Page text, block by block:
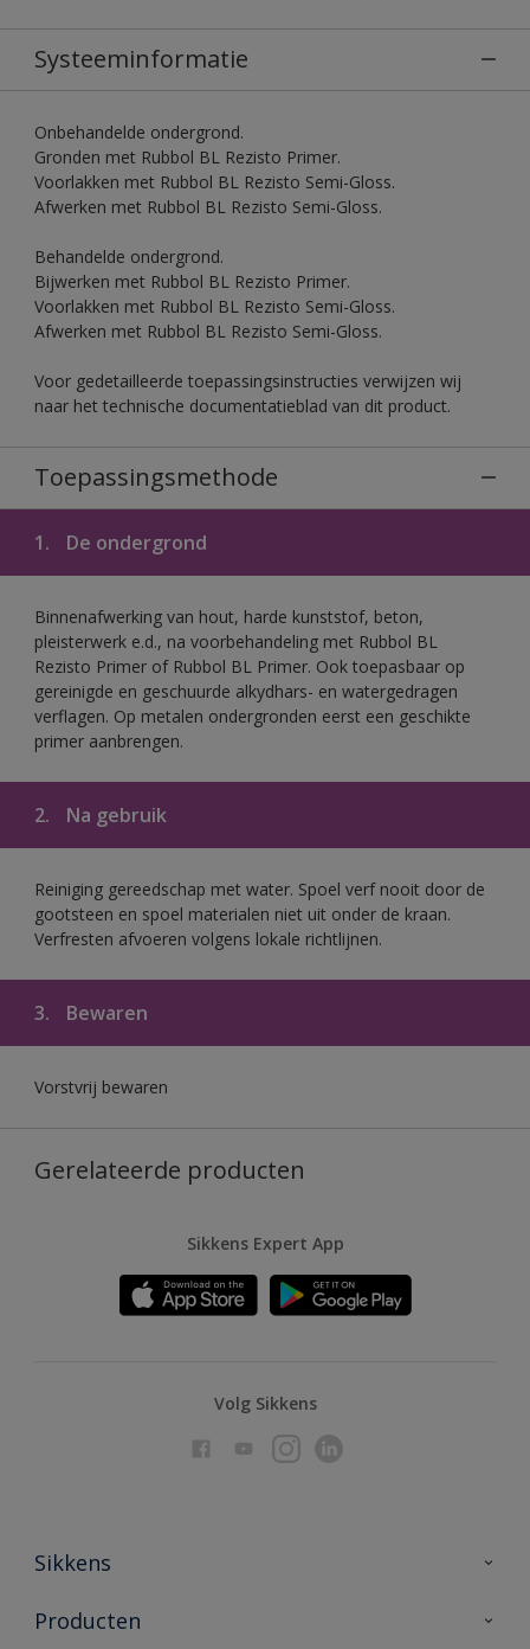
Systeeminformatie
Onbehandelde ondergrond.
Gronden met Rubbol BL Rezisto Primer.
Voorlakken met Rubbol BL Rezisto Semi-Gloss.
Afwerken met Rubbol BL Rezisto Semi-Gloss.
Behandelde ondergrond.
Bijwerken met Rubbol BL Rezisto Primer.
Voorlakken met Rubbol BL Rezisto Semi-Gloss.
Afwerken met Rubbol BL Rezisto Semi-Gloss.
Voor gedetailleerde toepassingsinstructies verwijzen wij
naar het technische documentatieblad van dit product.
Toepassingsmethode
1. De ondergrond
Binnenafwerking van hout, harde kunststof, beton,
pleisterwerk e.d., na voorbehandeling met Rubbol BL
Rezisto Primer of Rubbol BL Primer. Ook toepasbaar op
gereinigde en geschuurde alkydhars- en watergedragen
verflagen. Op metalen ondergronden eerst een geschikte
primer aanbrengen.
2. Na gebruik
Reiniging gereedschap met water. Spoel verf nooit door de
gootsteen en spoel materialen niet uit onder de kraan.
Verfresten afvoeren volgens lokale richtlijnen.
3. Bewaren
Vorstvrij bewaren
Gerelateerde producten
Sikkens Expert App
Volg Sikkens
Sikkens
Over Sikkens
Producten